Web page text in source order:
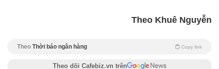
Theo Khuê Nguyễn
Theo Thời báo ngân hàng Copy link
Theo dõi Cafebiz.vn trên